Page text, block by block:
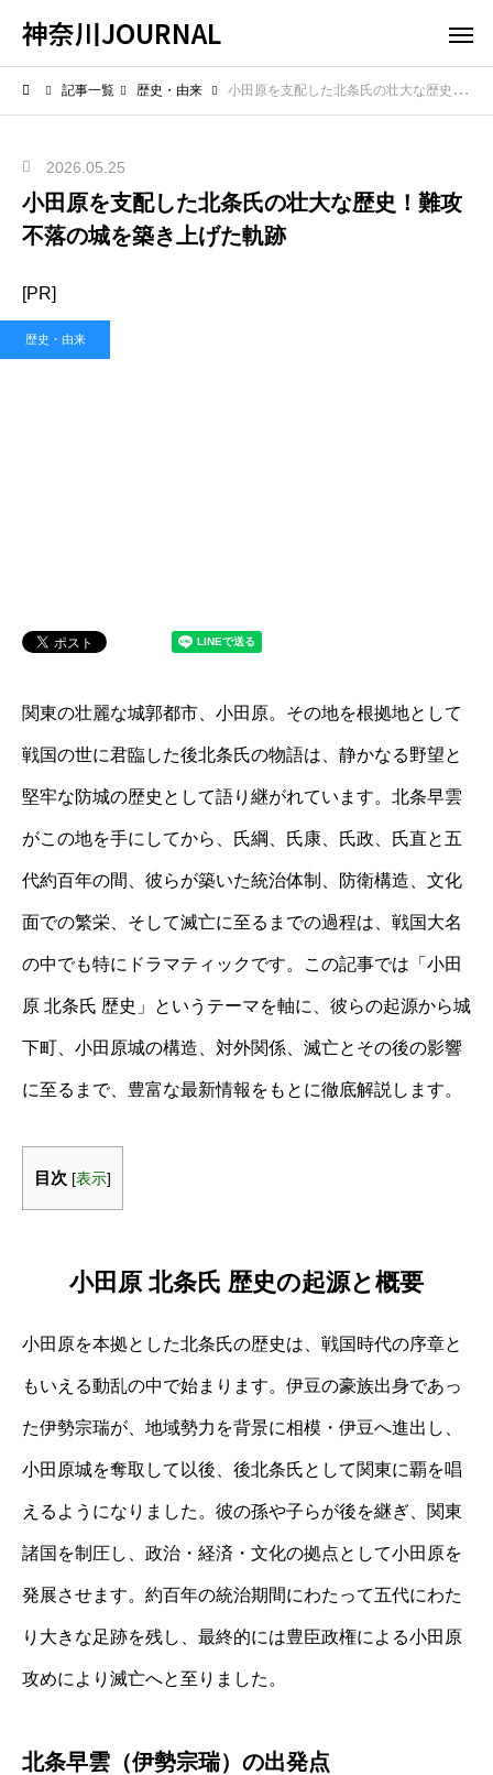
神奈川JOURNAL
記事一覧 歴史・由来 小田原を支配した北条氏の壮大な歴史！難攻不落の城を築き上げた軌跡
2026.05.25
小田原を支配した北条氏の壮大な歴史！難攻
不落の城を築き上げた軌跡
[PR]
歴史・由来
関東の壮麗な城郭都市、小田原。その地を根拠地として
戦国の世に君臨した後北条氏の物語は、静かなる野望と
堅牢な防城の歴史として語り継がれています。北条早雲
がこの地を手にしてから、氏綱、氏康、氏政、氏直と五
代約百年の間、彼らが築いた統治体制、防衛構造、文化
面での繁栄、そして滅亡に至るまでの過程は、戦国大名
の中でも特にドラマティックです。この記事では「小田
原 北条氏 歴史」というテーマを軸に、彼らの起源から城
下町、小田原城の構造、対外関係、滅亡とその後の影響
に至るまで、豊富な最新情報をもとに徹底解説します。
目次 [表示]
小田原 北条氏 歴史の起源と概要
小田原を本拠とした北条氏の歴史は、戦国時代の序章と
もいえる動乱の中で始まります。伊豆の豪族出身であっ
た伊勢宗瑞が、地域勢力を背景に相模・伊豆へ進出し、
小田原城を奪取して以後、後北条氏として関東に覇を唱
えるようになりました。彼の孫や子らが後を継ぎ、関東
諸国を制圧し、政治・経済・文化の拠点として小田原を
発展させます。約百年の統治期間にわたって五代にわた
り大きな足跡を残し、最終的には豊臣政権による小田原
攻めにより滅亡へと至りました。
北条早雲（伊勢宗瑞）の出発点